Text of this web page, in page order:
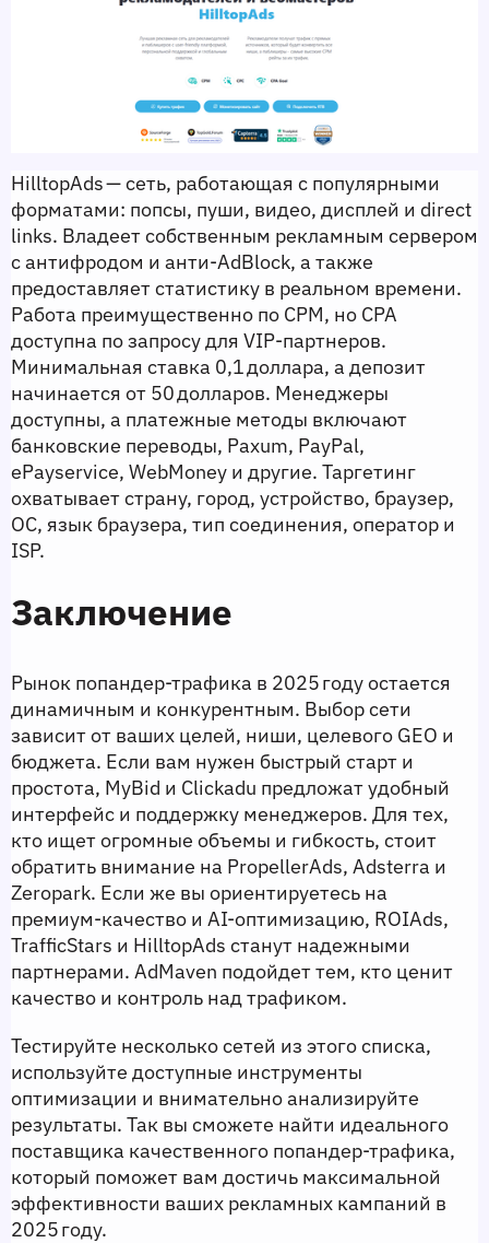
HilltopAds — сеть, работающая с популярными
форматами: попсы, пуши, видео, дисплей и direct
links. Владеет собственным рекламным сервером
с антифродом и анти‑AdBlock, а также
предоставляет статистику в реальном времени.
Работа преимущественно по CPM, но CPA
доступна по запросу для VIP‑партнеров.
Минимальная ставка 0,1 доллара, а депозит
начинается от 50 долларов. Менеджеры
доступны, а платежные методы включают
банковские переводы, Paxum, PayPal,
ePayservice, WebMoney и другие. Таргетинг
охватывает страну, город, устройство, браузер,
ОС, язык браузера, тип соединения, оператор и
ISP.
Заключение
Рынок попандер‑трафика в 2025 году остается
динамичным и конкурентным. Выбор сети
зависит от ваших целей, ниши, целевого GEO и
бюджета. Если вам нужен быстрый старт и
простота, MyBid и Clickadu предложат удобный
интерфейс и поддержку менеджеров. Для тех,
кто ищет огромные объемы и гибкость, стоит
обратить внимание на PropellerAds, Adsterra и
Zeropark. Если же вы ориентируетесь на
премиум‑качество и AI‑оптимизацию, ROIAds,
TrafficStars и HilltopAds станут надежными
партнерами. AdMaven подойдет тем, кто ценит
качество и контроль над трафиком.
Тестируйте несколько сетей из этого списка,
используйте доступные инструменты
оптимизации и внимательно анализируйте
результаты. Так вы сможете найти идеального
поставщика качественного попандер‑трафика,
который поможет вам достичь максимальной
эффективности ваших рекламных кампаний в
2025 году.